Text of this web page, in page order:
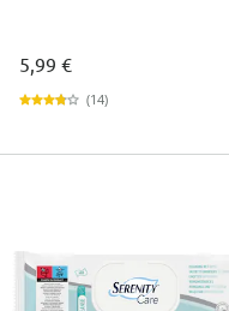
5,99 €
(14)